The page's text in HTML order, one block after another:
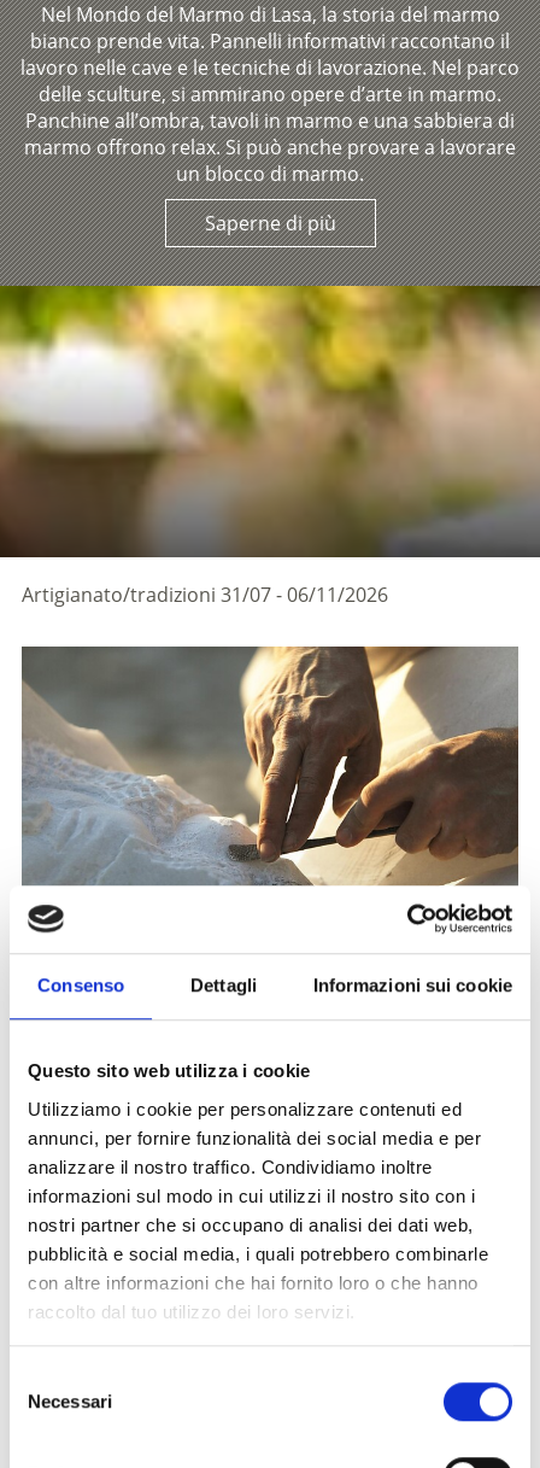
Consenso Dettagli Informazioni sui cookie
Questo sito web utilizza i cookie
Utilizziamo i cookie per personalizzare contenuti ed
annunci, per fornire funzionalità dei social media e per
analizzare il nostro traffico. Condividiamo inoltre
informazioni sul modo in cui utilizzi il nostro sito con i
nostri partner che si occupano di analisi dei dati web,
pubblicità e social media, i quali potrebbero combinarle
con altre informazioni che hai fornito loro o che hanno
raccolto dal tuo utilizzo dei loro servizi.
delNecessari
Nel Mondo del Marmo di Lasa, la storia del marmo
bianco prende vita. Pannelli informativi raccontano il
lavoro nelle cave e le tecniche di lavorazione. Nel parco
delle sculture, si ammirano opere d’arte in marmo.
Panchine all’ombra, tavoli in marmo e una sabbiera di
marmo offrono relax. Si può anche provare a lavorare
un blocco di marmo.
Saperne di più
Artigianato/tradizioni 31/07 - 06/11/2026
Iscrizione richiesta
Luogo dell'evento
Organizzatore
Marmor+
Lasa 39023
info@marmorplus.it
www.marmorplus.it
Tel.+39 347 4095404